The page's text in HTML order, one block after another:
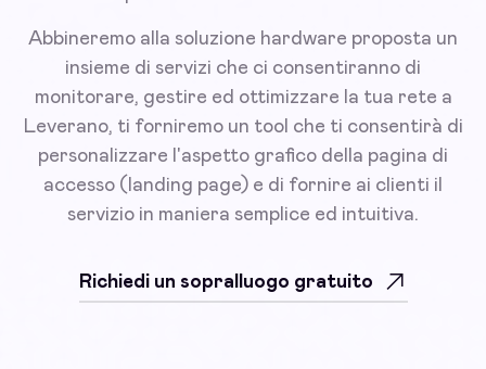
Abbineremo alla soluzione hardware proposta un
insieme di servizi che ci consentiranno di
monitorare, gestire ed ottimizzare la tua rete a
Leverano, ti forniremo un tool che ti consentirà di
personalizzare l'aspetto grafico della pagina di
accesso (landing page) e di fornire ai clienti il
servizio in maniera semplice ed intuitiva.
Richiedi un sopralluogo gratuito